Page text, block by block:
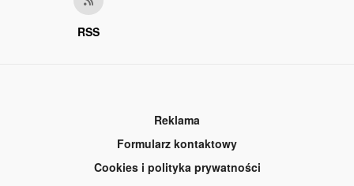
RSS
Reklama
Formularz kontaktowy
Cookies i polityka prywatności